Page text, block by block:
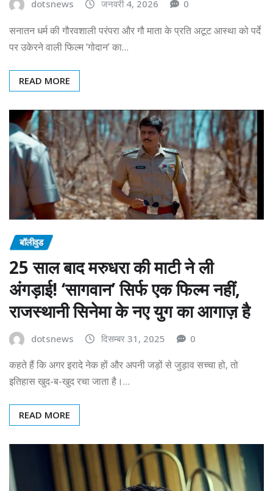
dotsnews जनवरी 4, 2026 0
सनातन धर्म की गौरवशाली परंपरा और गौ माता के प्रति अटूट आस्था को पर्दे
पर उकेरने वाली फिल्म ‘गोदान’ का…
READ MORE
बॉलीवुड
25 साल बाद मरुधरा की माटी ने ली
अंगड़ाई! ‘सागवान’ सिर्फ एक फिल्म नहीं,
राजस्थानी सिनेमा के नए युग का आगाज़ है
dotsnews दिसम्बर 31, 2025 0
कहते हैं कि अगर इरादे नेक हों और अपनी जड़ों से जुड़ाव सच्चा हो, तो
इतिहास खुद-ब-खुद रचा जाता है।…
READ MORE